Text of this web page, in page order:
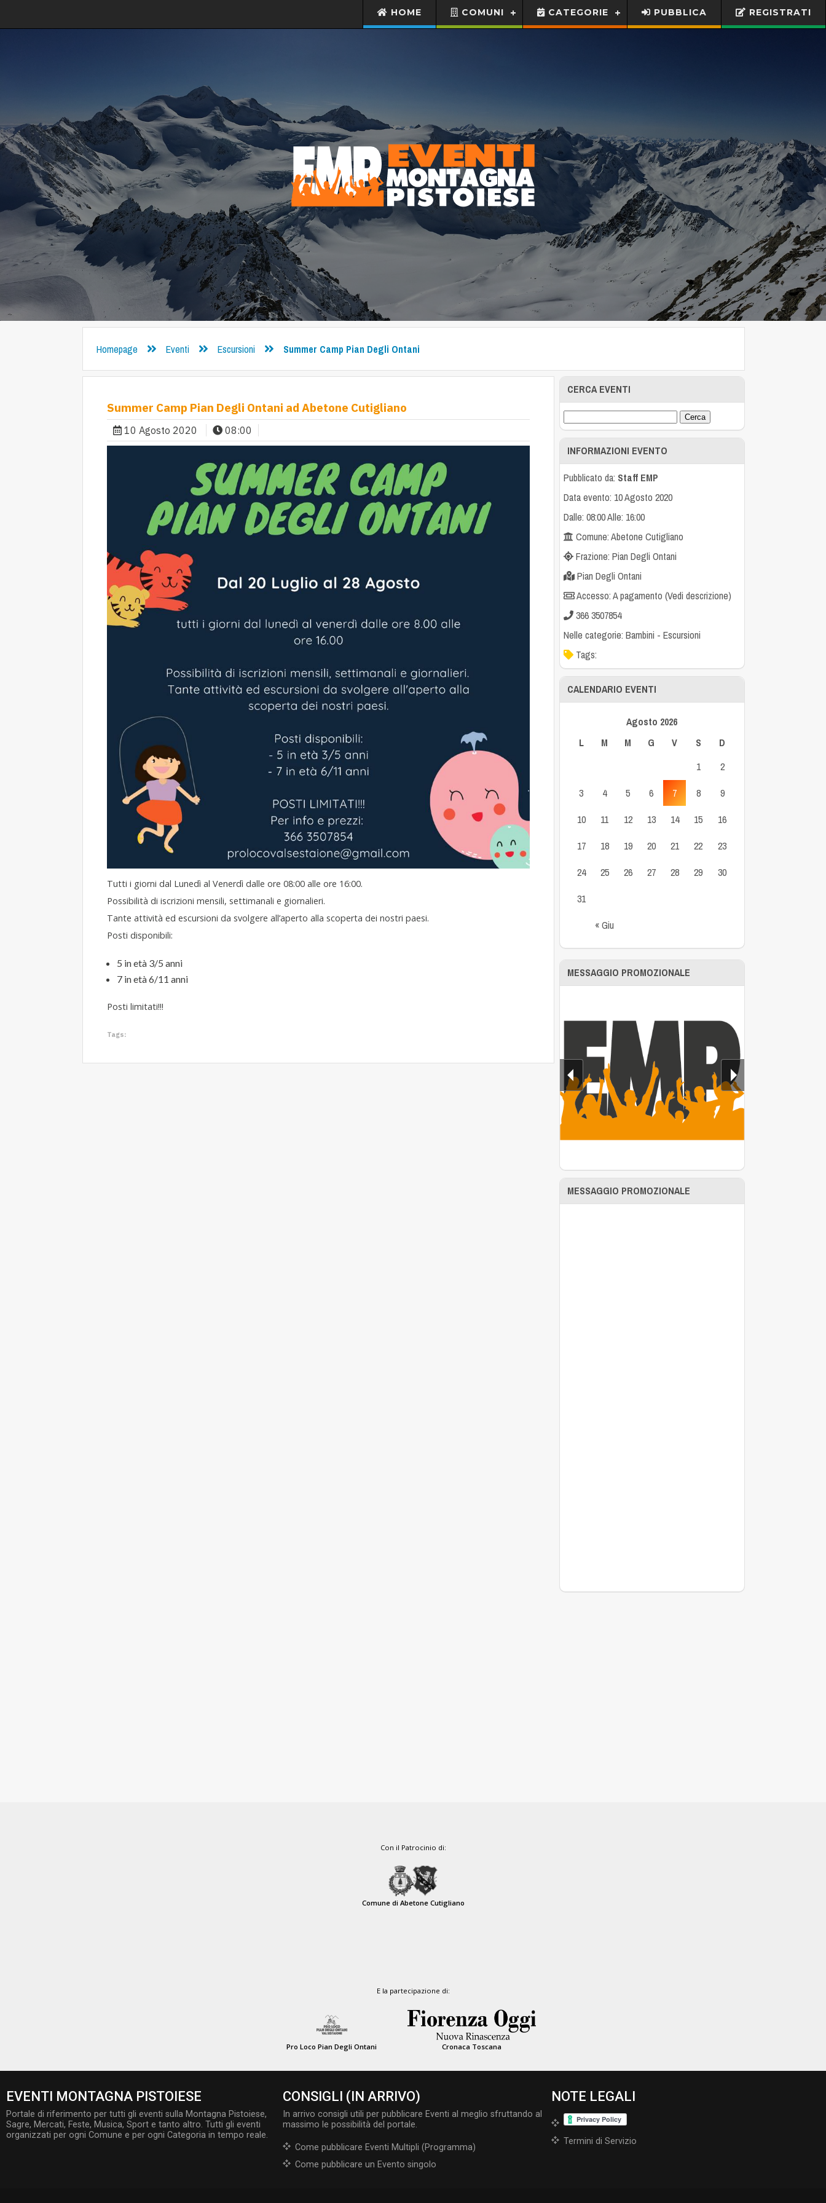
HOME COMUNI CATEGORIE PUBBLICA REGISTRATI
Homepage Eventi Escursioni Summer Camp Pian Degli Ontani
Summer Camp Pian Degli Ontani ad Abetone Cutigliano
10 Agosto 2020 08:00
Tutti i giorni dal Lunedì al Venerdì dalle ore 08:00 alle ore 16:00.
Possibilità di iscrizioni mensili, settimanali e giornalieri.
Tante attività ed escursioni da svolgere all’aperto alla scoperta dei nostri paesi.
Posti disponibili:
5 in età 3/5 anni
7 in età 6/11 anni
Posti limitati!!!
Tags:
CERCA EVENTI
INFORMAZIONI EVENTO
Pubblicato da: Staff EMP
Data evento: 10 Agosto 2020
Dalle: 08:00 Alle: 16:00
Comune: Abetone Cutigliano
Frazione: Pian Degli Ontani
Pian Degli Ontani
Accesso: A pagamento (Vedi descrizione)
366 3507854
Nelle categorie:Bambini -Escursioni
Tags:
CALENDARIO EVENTI
Agosto 2026
L
M M G V S D
« Giu
1
2
3
4 5 6 7 8
9
10
11 12 13 14 15
16
17
18 19 20 21 22
23
24
25 26 27 28 29
30
31
MESSAGGIO PROMOZIONALE
MESSAGGIO PROMOZIONALE
Con il Patrocinio di:
Comune di Abetone Cutigliano
E la partecipazione di:
Pro Loco Pian Degli Ontani Cronaca Toscana
EVENTI MONTAGNA PISTOIESE
Portale di riferimento per tutti gli eventi sulla Montagna Pistoiese,
Sagre, Mercati, Feste, Musica, Sport e tanto altro. Tutti gli eventi
organizzati per ogni Comune e per ogni Categoria in tempo reale.
CONSIGLI (IN ARRIVO)
In arrivo consigli utili per pubblicare Eventi al meglio sfruttando al
massimo le possibilità del portale.
Come pubblicare Eventi Multipli (Programma)
Come pubblicare un Evento singolo
NOTE LEGALI
Termini di Servizio